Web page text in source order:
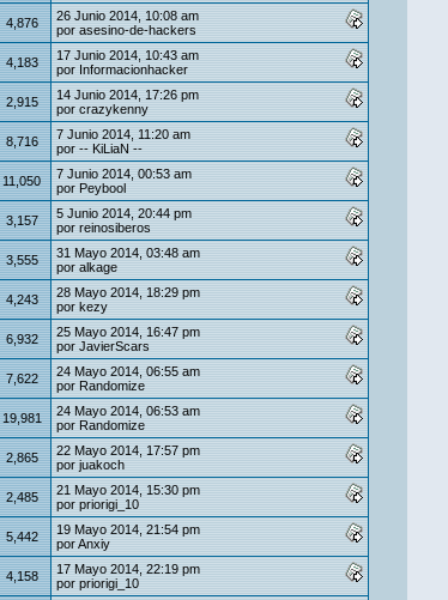
4,876
26 Junio 2014, 10:08 am
por asesino-de-hackers
4,183
17 Junio 2014, 10:43 am
por Informacionhacker
2,915
14 Junio 2014, 17:26 pm
por crazykenny
8,716
7 Junio 2014, 11:20 am
por -- KiLiaN --
11,050
7 Junio 2014, 00:53 am
por Peybool
3,157
5 Junio 2014, 20:44 pm
por reinosiberos
3,555
31 Mayo 2014, 03:48 am
por alkage
4,243
28 Mayo 2014, 18:29 pm
por kezy
6,932
25 Mayo 2014, 16:47 pm
por JavierScars
7,622
24 Mayo 2014, 06:55 am
por Randomize
19,981
24 Mayo 2014, 06:53 am
por Randomize
2,865
22 Mayo 2014, 17:57 pm
por juakoch
2,485
21 Mayo 2014, 15:30 pm
por priorigi_10
5,442
19 Mayo 2014, 21:54 pm
porAnxiy
4,158
17 Mayo 2014, 22:19 pm
por priorigi_10